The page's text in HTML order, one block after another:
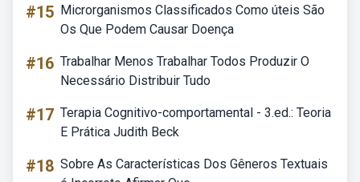
#15 Microrganismos Classificados Como úteis São
Os Que Podem Causar Doença
#16 Trabalhar Menos Trabalhar Todos Produzir O
Necessário Distribuir Tudo
#17 Terapia Cognitivo-comportamental - 3.ed.: Teoria
E Prática Judith Beck
#18 Sobre As Características Dos Gêneros Textuais